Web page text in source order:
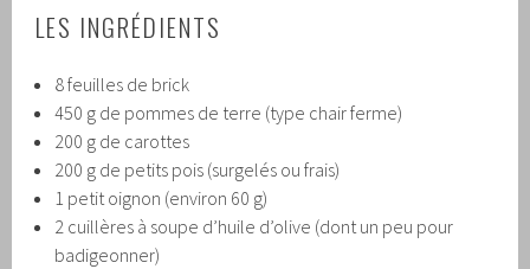
LES INGRÉDIENTS
8 feuilles de brick
450 g de pommes de terre (type chair ferme)
200 g de carottes
200 g de petits pois (surgelés ou frais)
1 petit oignon (environ 60 g)
2 cuillères à soupe d’huile d’olive (dont un peu pour
badigeonner)